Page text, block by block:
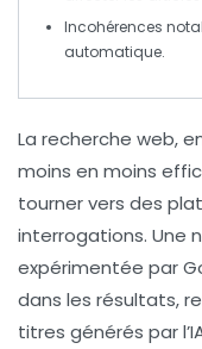
Incohérences
automatique.
La recherche web,
moins en moins
tourner vers des
interrogations. Une
expérimentée par
dans les résultats,
titres générés par